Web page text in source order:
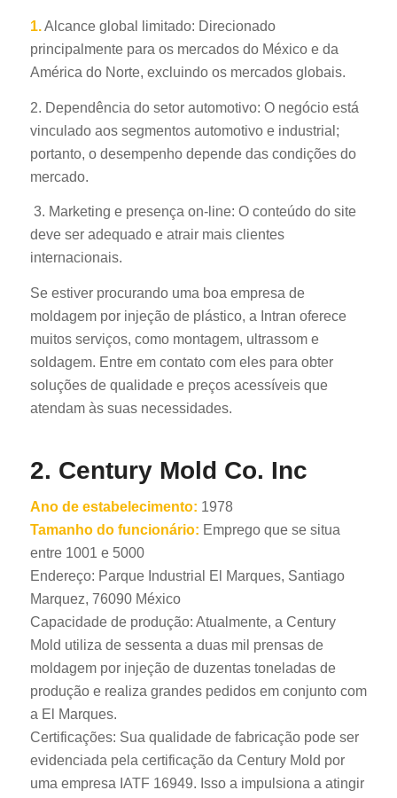
1.Alcance global limitado: Direcionado
principalmente para os mercados do México e da
América do Norte, excluindo os mercados globais.
2. Dependência do setor automotivo: O negócio está
vinculado aos segmentos automotivo e industrial;
portanto, o desempenho depende das condições do
mercado.
3. Marketing e presença on-line: O conteúdo do site
deve ser adequado e atrair mais clientes
internacionais.
Se estiver procurando uma boa empresa de
moldagem por injeção de plástico, a Intran oferece
muitos serviços, como montagem, ultrassom e
soldagem. Entre em contato com eles para obter
soluções de qualidade e preços acessíveis que
atendam às suas necessidades.
2. Century Mold Co. Inc
Ano de estabelecimento: 1978
Tamanho do funcionário: Emprego que se situa
entre 1001 e 5000
Endereço: Parque Industrial El Marques, Santiago
Marquez, 76090 México
Capacidade de produção: Atualmente, a Century
Mold utiliza de sessenta a duas mil prensas de
moldagem por injeção de duzentas toneladas de
produção e realiza grandes pedidos em conjunto com
a El Marques.
Certificações: Sua qualidade de fabricação pode ser
evidenciada pela certificação da Century Mold por
uma empresa IATF 16949. Isso a impulsiona a atingir